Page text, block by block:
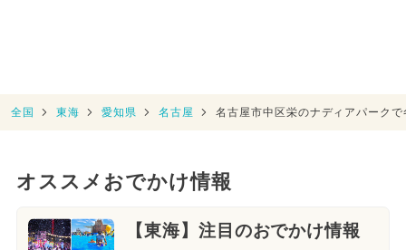
全国 東海 愛知県 名古屋 名古屋市中区栄のナディアパーク
オススメおでかけ情報
【東海】注目のおでかけ情報